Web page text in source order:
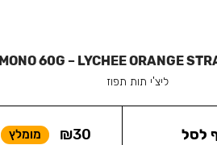
MONO 60G – LYCHEE ORANGE
ליצ'י תות תפוז
₪30 מומלץ לסל